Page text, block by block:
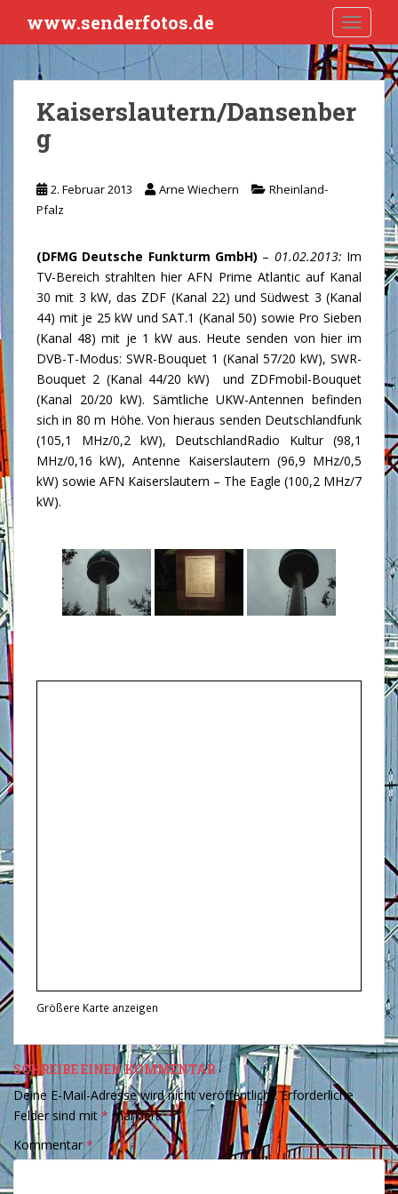
i
t
www.senderfotos.de
Kaiserslautern/Dansenber
g
2. Februar 2013 Arne Wiechern
Rheinland-
Pfalz
(DFMG Deutsche Funkturm GmbH) – 01.02.2013: Im
TV-Bereich strahlten hier AFN Prime Atlantic auf Kanal
30 mit 3 kW, das ZDF (Kanal 22) und Südwest 3 (Kanal
44) mit je 25 kW und SAT.1 (Kanal 50) sowie Pro Sieben
(Kanal 48) mit je 1 kW aus. Heute senden von hier im
DVB-T-Modus: SWR-Bouquet 1 (Kanal 57/20 kW), SWR-
Bouquet 2 (Kanal 44/20 kW) und ZDFmobil-Bouquet
(Kanal 20/20 kW). Sämtliche UKW-Antennen befinden
sich in 80 m Höhe. Von hieraus senden Deutschlandfunk
(105,1 MHz/0,2 kW), DeutschlandRadio Kultur (98,1
MHz/0,16 kW), Antenne Kaiserslautern (96,9 MHz/0,5
kW) sowie AFN Kaiserslautern – The Eagle (100,2 MHz/7
kW).
Größere Karte anzeigen
SCHREIBE EINEN KOMMENTAR
Deine E-Mail-Adresse wird nicht veröffentlicht. Erforderliche
Felder sind mit *markiert
Kommentar*